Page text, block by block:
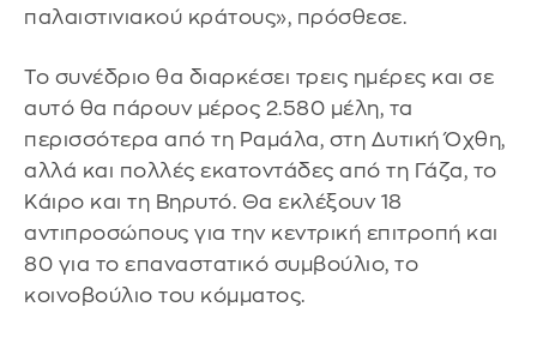
παλαιστινιακού κράτους», πρόσθεσε.
Το συνέδριο θα διαρκέσει τρεις ημέρες και σε
αυτό θα πάρουν μέρος 2.580 μέλη, τα
περισσότερα από τη Ραμάλα, στη Δυτική Όχθη,
αλλά και πολλές εκατοντάδες από τη Γάζα, το
Κάιρο και τη Βηρυτό. Θα εκλέξουν 18
αντιπροσώπους για την κεντρική επιτροπή και
80 για το επαναστατικό συμβούλιο, το
κοινοβούλιο του κόμματος.